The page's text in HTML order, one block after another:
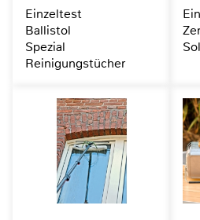
Einzeltest
Ballistol
Spezial
Reinigungstücher